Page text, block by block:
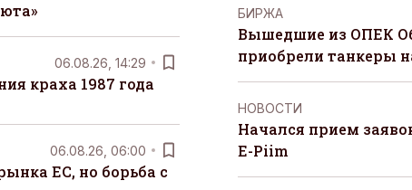
06.08.26, 14:29
краха 1987 года
06.08.26, 06:00
ЕС, но борьба с
БИРЖА
Вышедшие из ОПЕК
приобрели танкеры
НОВОСТИ
Начался прием
E-Piim